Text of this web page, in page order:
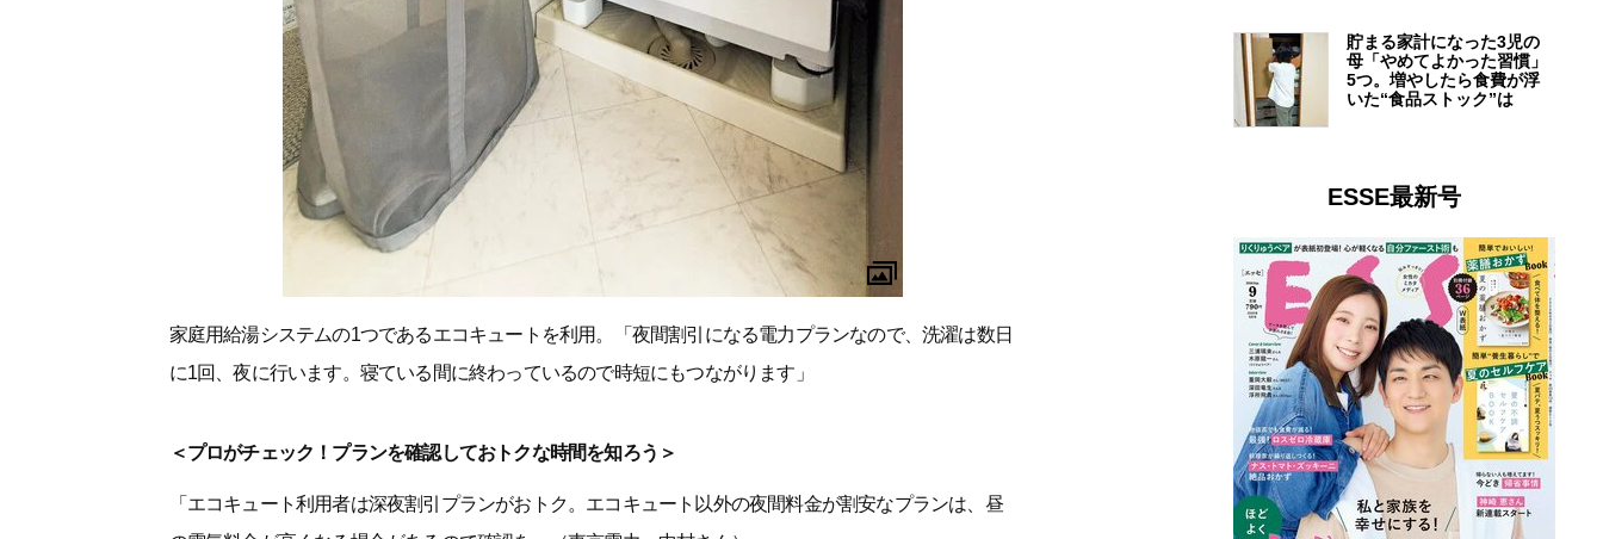
家庭用給湯システムの1つであるエコキュートを利用。「夜間割引になる電力プランなので、洗濯は数日
に1回、夜に行います。寝ている間に終わっているので時短にもつながります」
＜プロがチェック！プランを確認しておトクな時間を知ろう＞
「エコキュート利用者は深夜割引プランがおトク。エコキュート以外の夜間料金が割安なプランは、昼
貯まる家計になった3児の
母「やめてよかった習慣」
5つ。増やしたら食費が浮
いた“食品ストック”は
ESSE最新号